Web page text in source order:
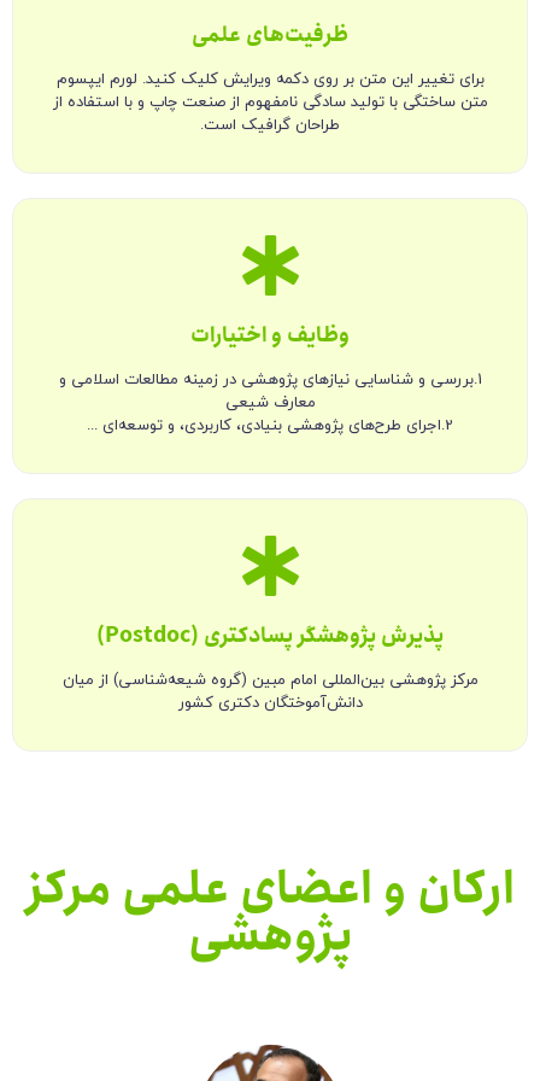
ظرفیت‌های علمی
برای تغییر این متن بر روی دکمه ویرایش کلیک کنید. لورم ایپسوم
متن ساختگی با تولید سادگی نامفهوم از صنعت چاپ و با استفاده از
طراحان گرافیک است.
وظایف و اختیارات
1.بررسی و شناسایی نیازهای پژوهشی در زمینه مطالعات اسلامی و
معارف شیعی
2.اجرای طرح‌های پژوهشی بنیادی، کاربردی، و توسعه‌‌ای ...
پذیرش پژوهشگر پسادکتری (Postdoc)
مرکز پژوهشی بین‌المللی امام مبین (گروه شیعه‌شناسی) از میان
دانش‌آموختگان دکتری کشور
ارکان و اعضای علمی مرکز
پژوهشی